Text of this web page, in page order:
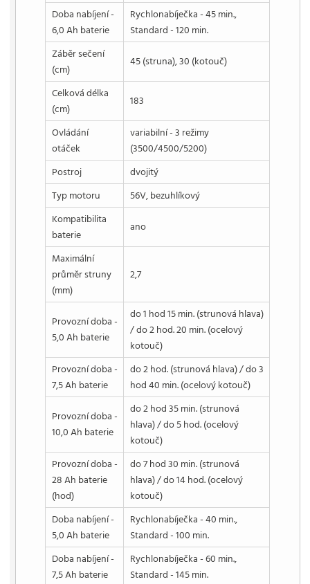
Doba nabíjení -
6,0 Ah baterie
Rychlonabíječka - 45 min.,
Standard - 120 min.
Záběr sečení
(cm)
45 (struna), 30 (kotouč)
Celková délka
(cm)
183
Ovládání
otáček
variabilní - 3 režimy
(3500/4500/5200)
Postroj
dvojitý
Typ motoru
56V, bezuhlíkový
Kompatibilita
baterie
ano
Maximální
průměr struny
(mm)
2,7
Provozní doba -
5,0 Ah baterie
do 1 hod 15 min. (strunová hlava)
/ do 2 hod. 20 min. (ocelový
kotouč)
Provozní doba -
7,5 Ah baterie
do 2 hod. (strunová hlava) / do 3
hod 40 min. (ocelový kotouč)
Provozní doba -
10,0 Ah baterie
do 2 hod 35 min. (strunová
hlava) / do 5 hod. (ocelový
kotouč)
Provozní doba -
28 Ah baterie
(hod)
do 7 hod 30 min. (strunová
hlava) / do 14 hod. (ocelový
kotouč)
Doba nabíjení -
5,0 Ah baterie
Rychlonabíječka - 40 min.,
Standard - 100 min.
Doba nabíjení -
7,5 Ah baterie
Rychlonabíječka - 60 min.,
Standard - 145 min.